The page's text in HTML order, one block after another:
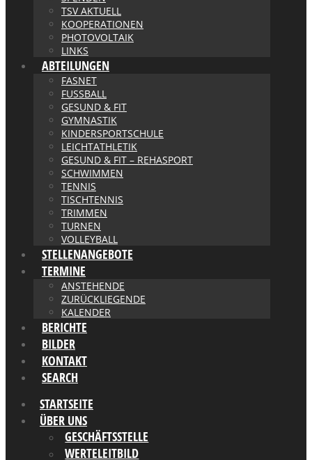
TSV AKTUELL
KOOPERATIONEN
PHOTOVOLTAIK
LINKS
ABTEILUNGEN
FASNET
FUSSBALL
GESUND & FIT
GYMNASTIK
KINDERSPORTSCHULE
LEICHTATHLETIK
GESUND & FIT – REHASPORT
SCHWIMMEN
TENNIS
TISCHTENNIS
TRIMMEN
TURNEN
VOLLEYBALL
STELLENANGEBOTE
TERMINE
ANSTEHENDE
ZURÜCKLIEGENDE
KALENDER
BERICHTE
BILDER
KONTAKT
SEARCH
STARTSEITE
ÜBER UNS
GESCHÄFTSSTELLE
WERTELEITBILD